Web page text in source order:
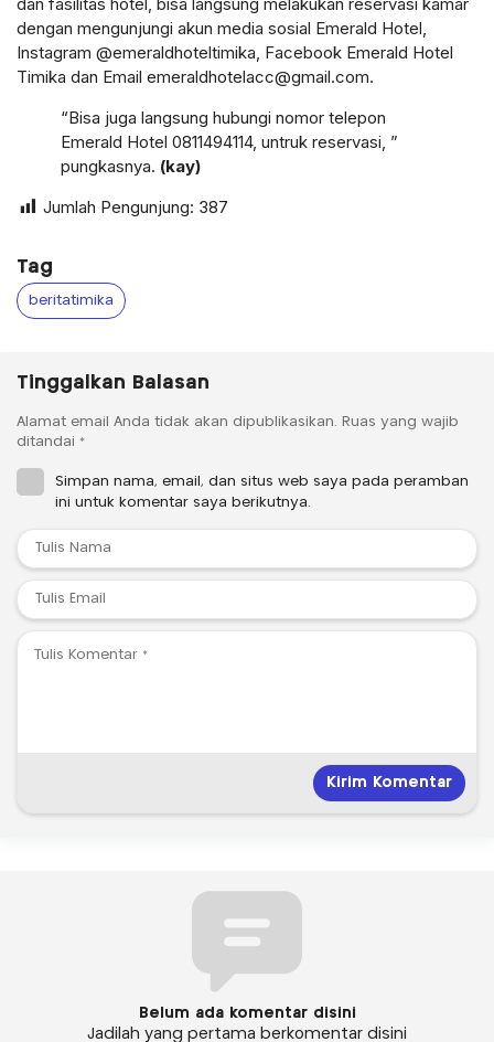
dan fasilitas hotel, bisa langsung melakukan reservasi kamar
dengan mengunjungi akun media sosial Emerald Hotel,
Instagram @emeraldhoteltimika, Facebook Emerald Hotel
Timika dan Email emeraldhotelacc@gmail.com.
“Bisa juga langsung hubungi nomor telepon
Emerald Hotel 0811494114, untruk reservasi, ”
pungkasnya. (kay)
Jumlah Pengunjung: 387
Tag
beritatimika
Tinggalkan Balasan
Alamat email Anda tidak akan dipublikasikan. Ruas yang wajib
ditandai *
Simpan nama, email, dan situs web saya pada peramban
ini untuk komentar saya berikutnya.
Belum ada komentar disini
Jadilah yang pertama berkomentar disini